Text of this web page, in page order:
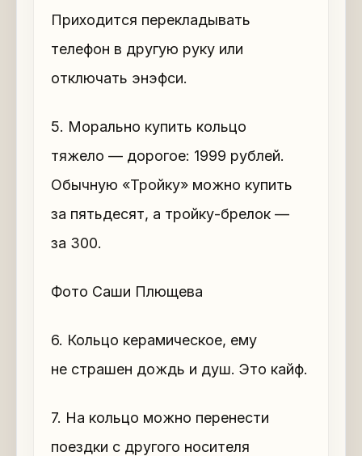
Приходится перекладывать
телефон в другую руку или
отключать энэфси.
5. Морально купить кольцо
тяжело — дорогое: 1999 рублей.
Обычную «Тройку» можно купить
за пятьдесят, а тройку-брелок —
за 300.
Фото Саши Плющева
6. Кольцо керамическое, ему
не страшен дождь и душ. Это кайф.
7. На кольцо можно перенести
поездки с другого носителя